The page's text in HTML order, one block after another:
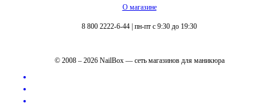
О магазине
8 800 2222-6-44 пн-пт с 9:30 до 19:30
© 2008 – 2026 NailBox — сеть магазинов для маникюра